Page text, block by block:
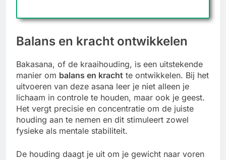
Balans en kracht ontwikkelen
Bakasana, of de kraaihouding, is een uitstekende
manier om balans en kracht te ontwikkelen. Bij het
uitvoeren van deze asana leer je niet alleen je
lichaam in controle te houden, maar ook je geest.
Het vergt precisie en concentratie om de juiste
houding aan te nemen en dit stimuleert zowel
fysieke als mentale stabiliteit.
De houding daagt je uit om je gewicht naar voren